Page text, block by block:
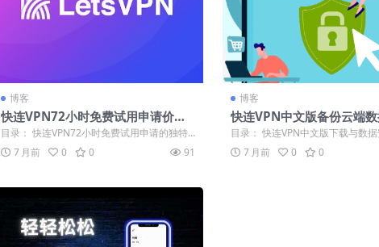
博客
快连VPN72小时免费试用申请价值
与取消流程详解
目录： 快连VPN72小时免费试用申请的独特
价值 如何成功申请快连VPN免费试用...
7 月前 0 0 91
博客
快连VPN中文版备份云端
安全存在泄密风险
目录： 快连VPN中文版下载与数
深入解析云端备份的泄密风险环节
7 月前 0 0